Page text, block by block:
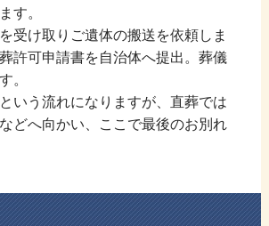
す。
受け取りご遺体の搬送を依頼しま
許可申請書を自治体へ提出。葬儀
。
いう流れになりますが、直葬では
どへ向かい、ここで最後のお別れ